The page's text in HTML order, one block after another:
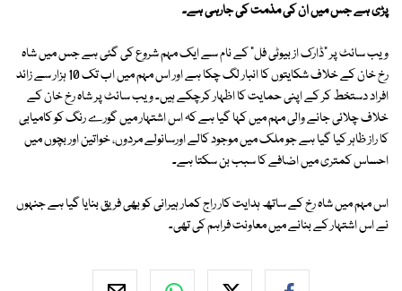
پڑی ہے جس میں ان کی مذمت کی جارہی ہے۔
ویب سائٹ پر "ڈارک از بیوٹی فل" کے نام سے ایک مہم شروع کی گئی ہے جس میں شاہ
رخ خان کے خلاف شکایتوں کا انبار لگ چکا ہے اور اس مہم میں اب تک 10 ہزار سے زائد
افراد دستخط کر کے اپنی حمایت کا اظہار کرچکے ہیں۔ ویب سائٹ پر شاہ رخ خان کے
خلاف چلائی جانے والی مہم میں کہا گیا ہے کہ اس اشتہار میں گورے رنگ کو کامیابی
کا راز ظاہر کیا گیا ہے جو ملک میں موجود کالے اورسانولے مردوں، خواتین اور بچوں میں
احساس کمتری میں اضافے کا سبب بن سکتا ہے۔
اس مہم میں شاہ رخ کے ساتھ ہدایت کار راج کمار ہیرانی کو بھی فریق بنایا گیا ہے جنہوں
نے اس اشتہار کے بنانے میں معاونت فراہم کی تھی۔